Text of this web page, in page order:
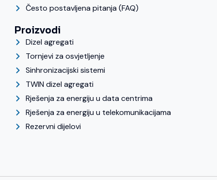
Često postavljena pitanja (FAQ)
Proizvodi
Dizel agregati
Tornjevi za osvjetljenje
Sinhronizacijski sistemi
TWIN dizel agregati
Rješenja za energiju u data centrima
Rješenja za energiju u telekomunikacijama
Rezervni dijelovi